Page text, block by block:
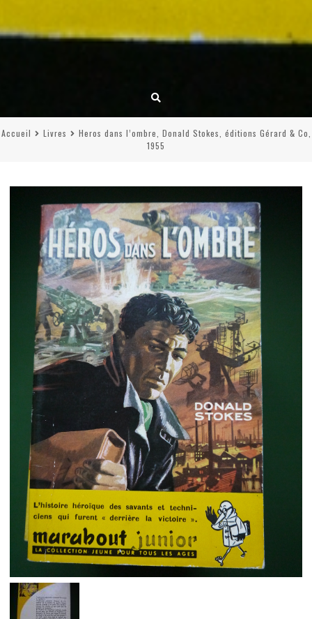
Accueil Livres
Heros dans l’ombre, Donald Stokes, éditions Gérard & Co,
1955